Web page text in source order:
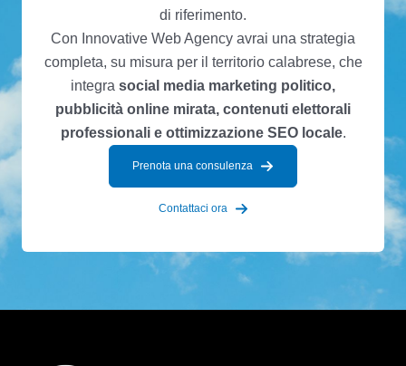
di riferimento.
Con Innovative Web Agency avrai una strategia
completa, su misura per il territorio calabrese, che
integra social media marketing politico,
pubblicità online mirata, contenuti elettorali
professionali e ottimizzazione SEO locale.
Prenota una consulenza
Contattaci ora